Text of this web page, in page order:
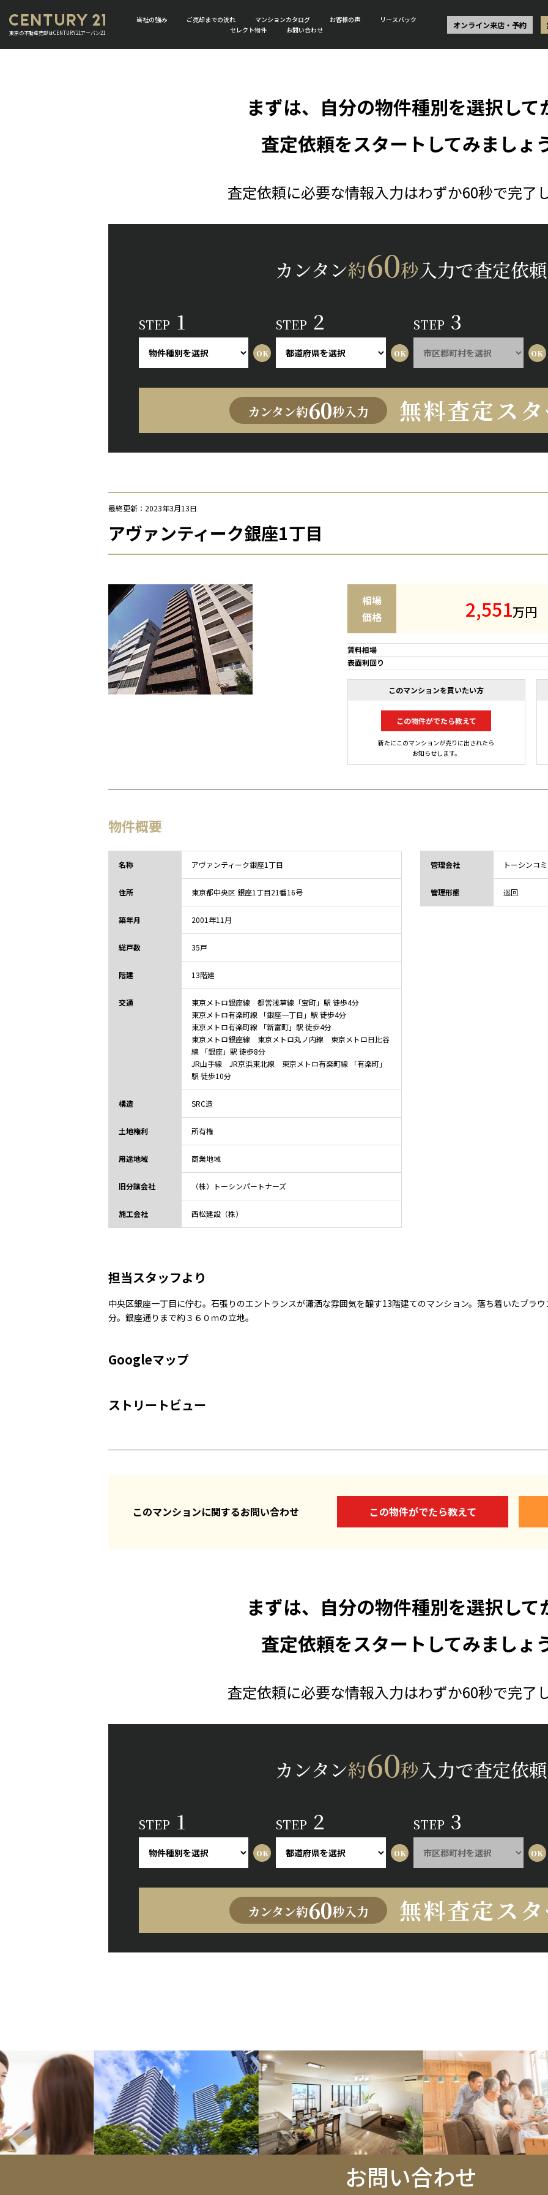
東京の不動産売却はCENTURY21アーバン21
当社の強み ご売却までの流れ マンションカタログ お客様の声
リースバック
セレクト物件
お問い合わせ オンライン来店・予約
まずは、自分の物件種別を選択して
査定依頼をスタートしてみましょ
査定依頼に必要な情報入力はわずか60秒で完了し
カンタン約60秒入力で査定依頼
STEP 1 STEP 2 STEP 3
カンタン約60秒入力 無料査定スタ
最終更新：2023年3月13日
アヴァンティーク銀座1丁目
相場
価格
2,551万円
賃料相場
表面利回り
このマンションを買いたい方
この物件がでたら教えて
新たにこのマンションが売りに出されたら
お知らせします。
物件概要
名称 アヴァンティーク銀座1丁目
住所 東京都中央区 銀座1丁目21番16号
築年月 2001年11月
総戸数 35戸
階建 13階建
交通
東京メトロ銀座線 都営浅草線「宝町」駅 徒歩4分
東京メトロ有楽町線 「銀座一丁目」駅 徒歩4分
東京メトロ有楽町線 「新富町」駅 徒歩4分
東京メトロ銀座線 東京メトロ丸ノ内線 東京メトロ日比谷
線 「銀座」駅 徒歩8分
JR山手線 JR京浜東北線 東京メトロ有楽町線 「有楽町」
駅 徒歩10分
構造 SRC造
土地権利 所有権
用途地域 商業地域
旧分譲会社 （株）トーシンパートナーズ
施工会社 西松建設（株）
管理会社 トーシンコ
管理形態 巡回
担当スタッフより
中央区銀座一丁目に佇む。石張りのエントランスが瀟洒な雰囲気を醸す13階建てのマンション。落ち着いたブラ
分。銀座通りまで約３６０ｍの立地。
Googleマップ
ストリートビュー
このマンションに関するお問い合わせ この物件がでたら教えて
まずは、自分の物件種別を選択して
査定依頼をスタートしてみましょ
査定依頼に必要な情報入力はわずか60秒で完了し
カンタン約60秒入力で査定依頼
STEP 1 STEP 2 STEP 3
カンタン約60秒入力 無料査定スタ
お問い合わせ